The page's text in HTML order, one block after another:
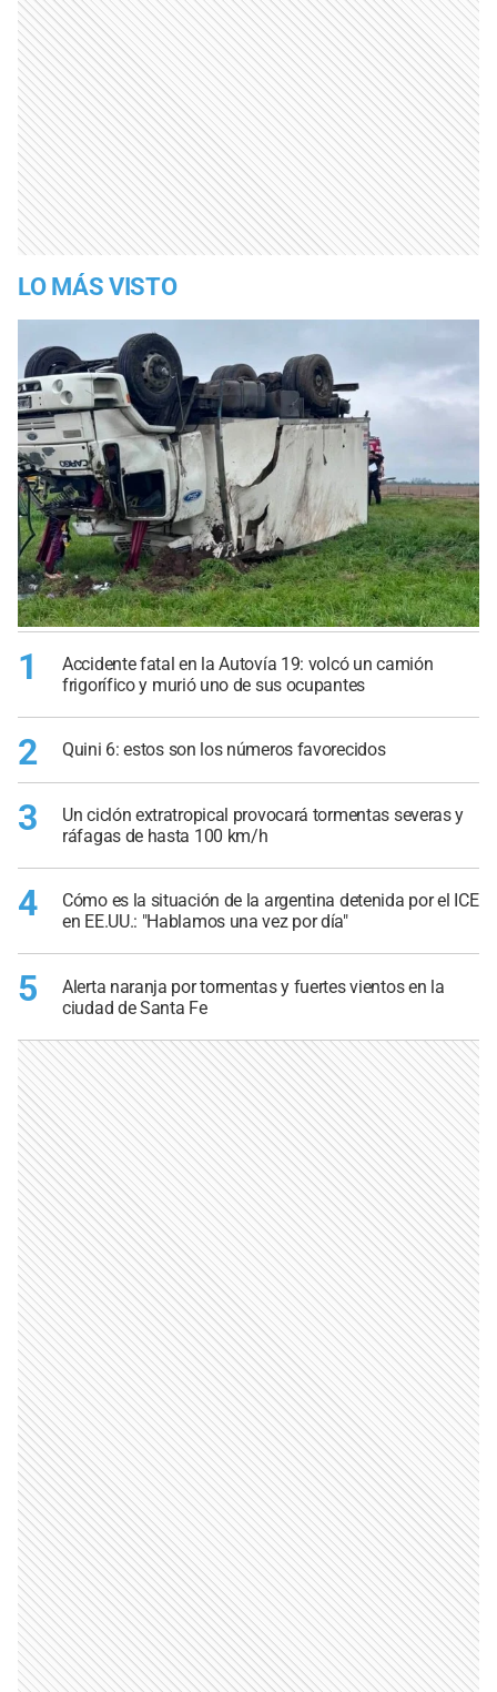
LO MÁS VISTO
1
Accidente fatal en la Autovía 19: volcó un camión
frigorífico y murió uno de sus ocupantes
2 Quini 6: estos son los números favorecidos
3
Un ciclón extratropical provocará tormentas severas y
ráfagas de hasta 100 km/h
4
Cómo es la situación de la argentina detenida por el ICE
en EE.UU.: "Hablamos una vez por día"
5
Alerta naranja por tormentas y fuertes vientos en la
ciudad de Santa Fe